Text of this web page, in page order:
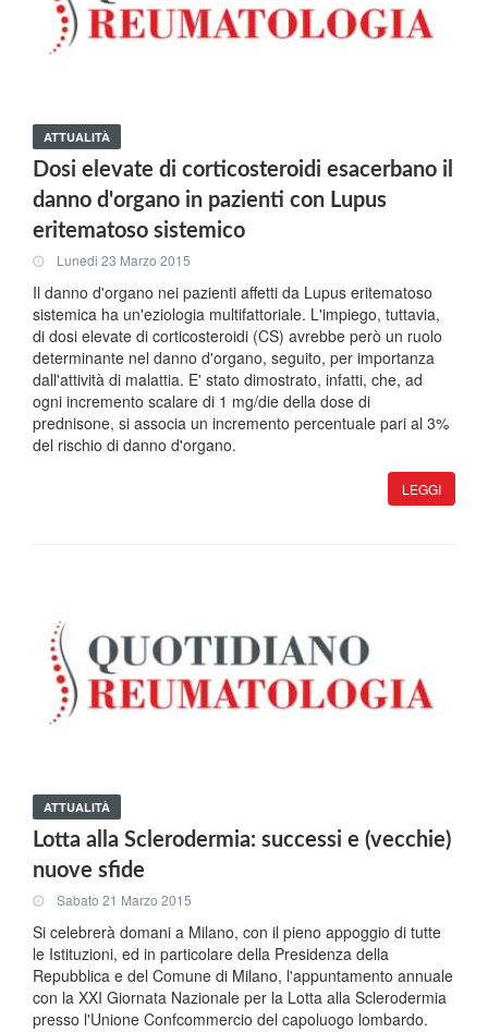
ATTUALITÀ
Dosi elevate di corticosteroidi esacerbano il
danno d'organo in pazienti con Lupus
eritematoso sistemico
Lunedi 23 Marzo 2015
Il danno d'organo nei pazienti affetti da Lupus eritematoso
sistemica ha un'eziologia multifattoriale. L'impiego, tuttavia,
di dosi elevate di corticosteroidi (CS) avrebbe però un ruolo
determinante nel danno d'organo, seguito, per importanza
dall'attività di malattia. E' stato dimostrato, infatti, che, ad
ogni incremento scalare di 1 mg/die della dose di
prednisone, si associa un incremento percentuale pari al 3%
del rischio di danno d'organo.
LEGGI
ATTUALITÀ
Lotta alla Sclerodermia: successi e (vecchie)
nuove sfide
Sabato 21 Marzo 2015
Si celebrerà domani a Milano, con il pieno appoggio di tutte
le Istituzioni, ed in particolare della Presidenza della
Repubblica e del Comune di Milano, l'appuntamento annuale
con la XXI Giornata Nazionale per la Lotta alla Sclerodermia
presso l'Unione Confcommercio del capoluogo lombardo.